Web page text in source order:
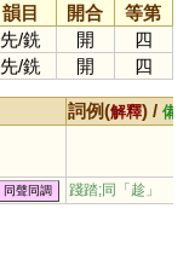
韻目 開合
等第
先/銑 開
四
先/銑 開 四
詞例(解釋) / 備
同聲同調 踐踏;同「 趁 」